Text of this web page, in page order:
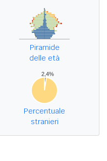
Piramide
delle età
Percentuale
stranieri